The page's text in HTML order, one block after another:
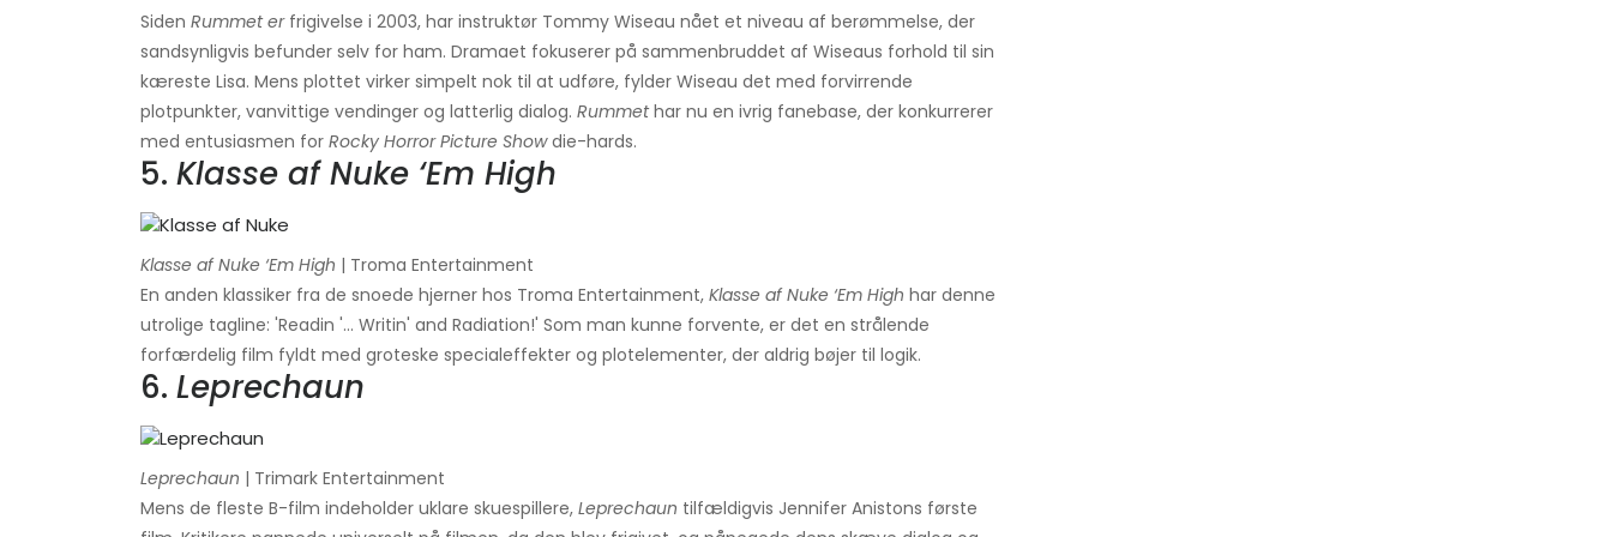
Siden Rummet erfrigivelse i 2003, har instruktør Tommy Wiseau nået et niveau af berømmelse, der
sandsynligvis befunder selv for ham. Dramaet fokuserer på sammenbruddet af Wiseaus forhold til sin
kæreste Lisa. Mens plottet virker simpelt nok til at udføre, fylder Wiseau det med forvirrende
plotpunkter, vanvittige vendinger og latterlig dialog. Rummethar nu en ivrig fanebase, der konkurrerer
med entusiasmen for Rocky Horror Picture Showdie-hards.
5. Klasse af Nuke ‘Em High
Klasse af Nuke ‘Em High | Troma Entertainment
En anden klassiker fra de snoede hjerner hos Troma Entertainment, Klasse af Nuke ‘Em High har denne
utrolige tagline: 'Readin '... Writin' and Radiation!' Som man kunne forvente, er det en strålende
forfærdelig film fyldt med groteske specialeffekter og plotelementer, der aldrig bøjer til logik.
6. Leprechaun
Leprechaun | Trimark Entertainment
Mens de fleste B-film indeholder uklare skuespillere, Leprechaun tilfældigvis Jennifer Anistons første